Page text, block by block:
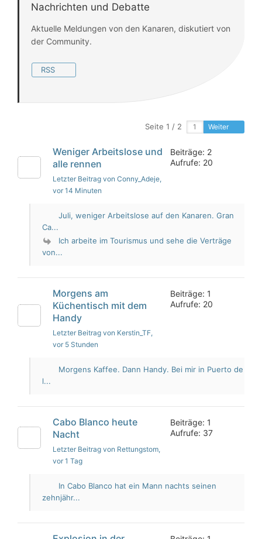
Nachrichten und Debatte
Aktuelle Meldungen von den Kanaren, diskutiert von
der Community.
RSS
Seite 1 / 2 Weiter
Weniger Arbeitslose und
alle rennen
Letzter Beitrag von Conny_Adeje,
vor 14 Minuten
Beiträge: 2
Aufrufe: 20
Juli, weniger Arbeitslose auf den Kanaren. Gran
Ca...
Ich arbeite im Tourismus und sehe die Verträge
von...
Morgens am
Küchentisch mit dem
Handy
Letzter Beitrag von Kerstin_TF,
vor 5 Stunden
Beiträge: 1
Aufrufe: 20
Morgens Kaffee. Dann Handy. Bei mir in Puerto de
l...
Cabo Blanco heute
Nacht
Letzter Beitrag von Rettungstom,
vor 1 Tag
Beiträge: 1
Aufrufe: 37
In Cabo Blanco hat ein Mann nachts seinen
zehnjähr...